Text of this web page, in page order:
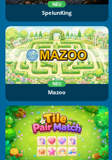
NEU
SpelunKing
NEU
Mazoo